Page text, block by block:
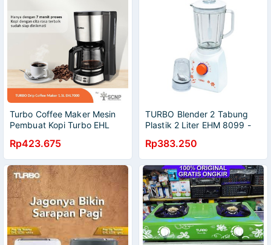
Turbo Coffee Maker Mesin
Pembuat Kopi Turbo EHL
Rp423.675
TURBO Blender 2 Tabung
Plastik 2 Liter EHM 8099 -
Rp383.250